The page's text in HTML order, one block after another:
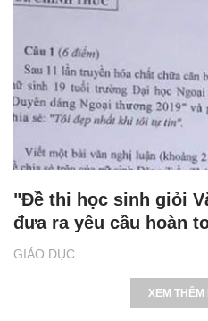
GIÁO DỤC
"Đề thi học sinh giỏi
đưa ra yêu cầu hoàn
XEM THÊM